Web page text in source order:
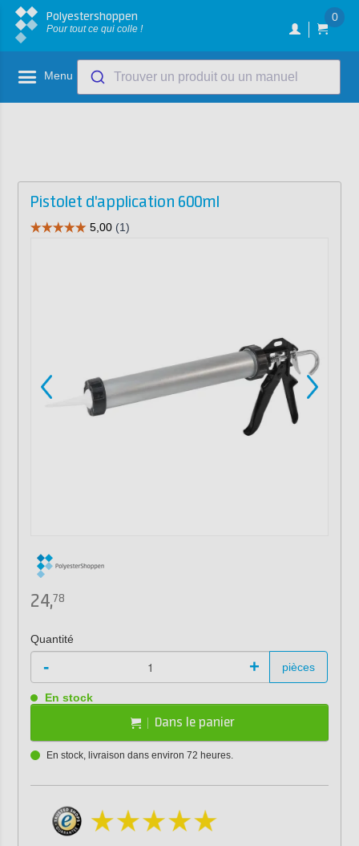
Polyestershoppen
Pour tout ce qui colle !
0
Menu Trouver un produit ou un manuel
Pistolet d'application 600ml
24,78
Quantité
- + pièces
En stock
Dans le panier
En stock, livraison dans environ 72 heures.